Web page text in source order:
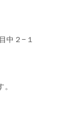
中２−１